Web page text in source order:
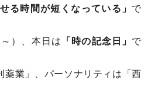
る時間が短くなっている」 で
）、本日は 「時の記念日」 で
業」、パーソナリティは「西